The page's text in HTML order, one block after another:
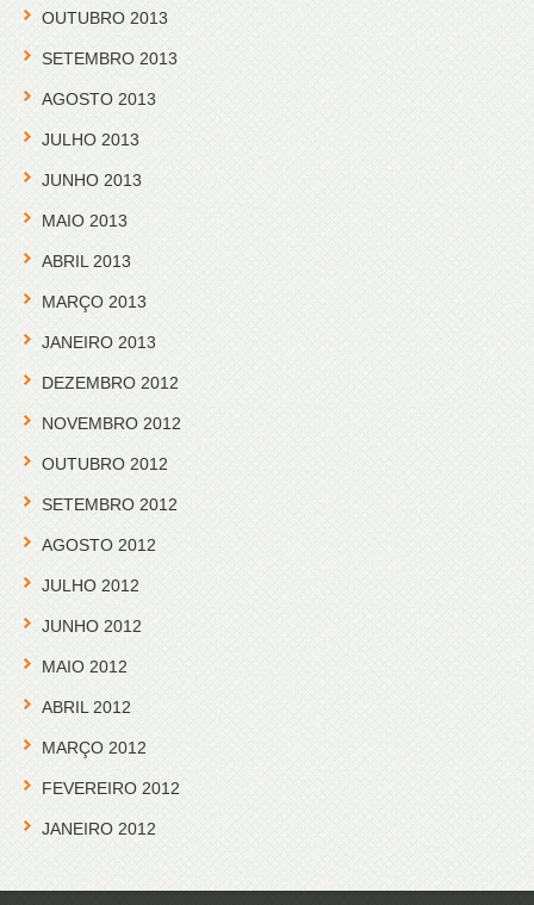
OUTUBRO 2013
SETEMBRO 2013
AGOSTO 2013
JULHO 2013
JUNHO 2013
MAIO 2013
ABRIL 2013
MARÇO 2013
JANEIRO 2013
DEZEMBRO 2012
NOVEMBRO 2012
OUTUBRO 2012
SETEMBRO 2012
AGOSTO 2012
JULHO 2012
JUNHO 2012
MAIO 2012
ABRIL 2012
MARÇO 2012
FEVEREIRO 2012
JANEIRO 2012